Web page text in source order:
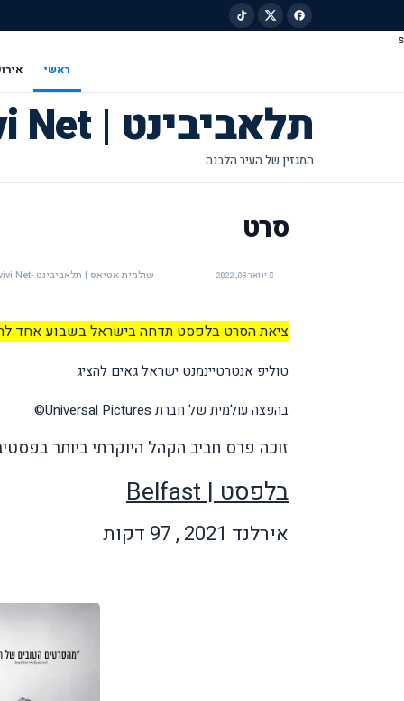
s
ראשי
תלאביבינט | Tel Avivi Net
סרט
ינואר 03, 2022 שולמית אטיאס | תלאביבינט -Tel Avivi Net
ציאת הסרט בלפסט תדחה בישראל בשבוע אחד לתאריך 3/
טוליפ אנטרטיינמנט ישראל גאים להציג
בהפצה עולמית של חברת Universal Pictures
©
זוכה פרס חביב הקהל היוקרתי ביותר
בלפסט|
Belfast
אירלנד 2021 , 97 דקות